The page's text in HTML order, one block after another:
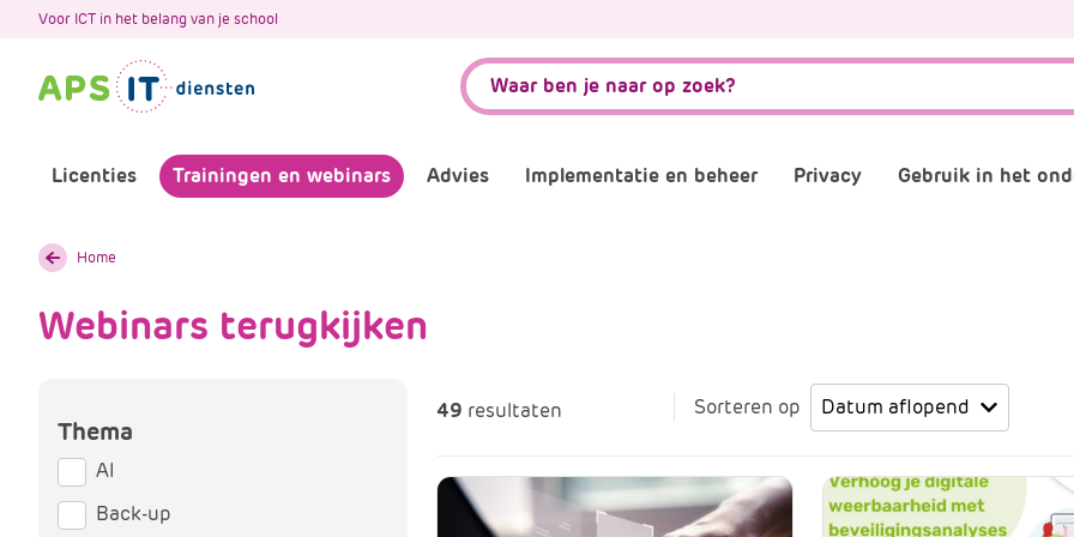
Voor ICT in het belang van je school
Zoeken:
Licenties Trainingen en webinars
Webinars terugkijken
Advies
Onze schooladviseurs
Implementatie en beheer
Veilig mailen
Privacy Gebruik in het
Digitaal en
Vergaderen
Home
Webinars terugkijken
Thema
AI
Back-up
49 resultaten Sorteren op